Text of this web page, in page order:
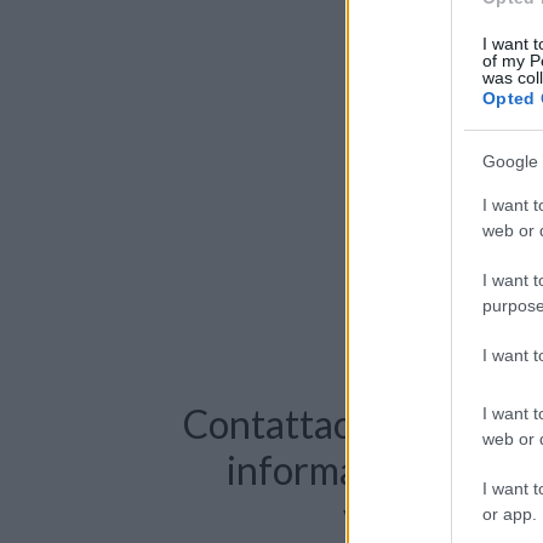
I want
of my
was
Opted
Google
I want
web or
I want
I want
I want
web or
I want
or app.
Contattaci per
informazioni o